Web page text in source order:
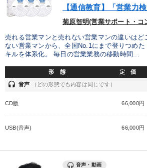
【通信教育】「営業力
菊原智明(営業サポート・コ
売れる営業マンと売れない営業マンの違いは
ない営業マンから、全国No.1にまで登りつめた
キルを体系化。 毎日の営業業務の移動時間...
形 態 定 価
headset 音声 （どの形態でも内容は同じです）
CD版 66,000円
USB(音声) 66,000円
音声・動画